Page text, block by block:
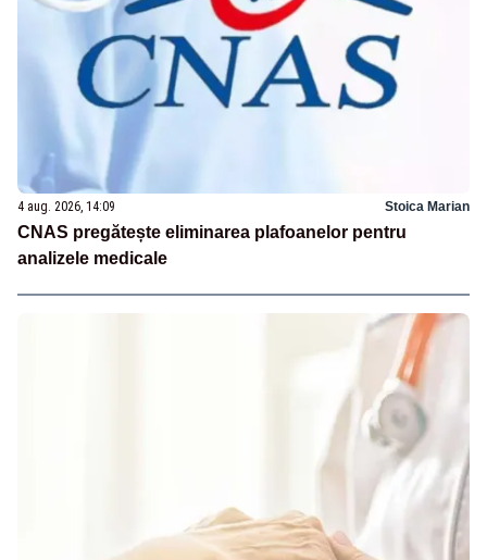
4 aug. 2026, 14:09 Stoica Marian
CNAS pregătește eliminarea plafoanelor pentru
analizele medicale